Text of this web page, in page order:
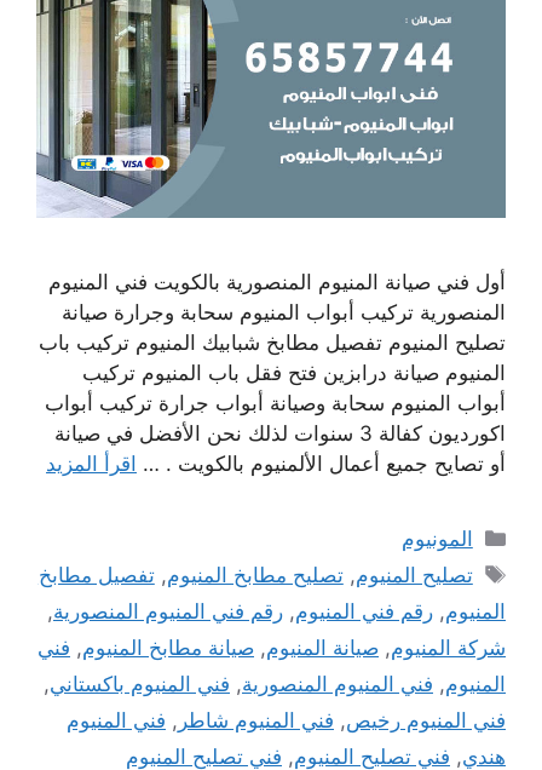
أول فني صيانة المنيوم المنصورية بالكويت فني المنيوم
المنصورية تركيب أبواب المنيوم سحابة وجرارة صيانة
تصليح المنيوم تفصيل مطابخ شبابيك المنيوم تركيب باب
المنيوم صيانة درابزين فتح فقل باب المنيوم تركيب
أبواب المنيوم سحابة وصيانة أبواب جرارة تركيب أبواب
اكورديون كفالة 3 سنوات لذلك نحن الأفضل في صيانة
أو تصايح جميع أعمال الألمنيوم بالكويت . … اقرأ المزيد
التصنيفات
المونيوم
الوسوم
تصليح المنيوم,تصليح مطابخ المنيوم,تفصيل مطابخ
المنيوم, رقم فني المنيوم, رقم فني المنيوم المنصورية,
شركة المنيوم, صيانة المنيوم, صيانة مطابخ المنيوم, فني
المنيوم, فني المنيوم المنصورية, فني المنيوم باكستاني,
فني المنيوم رخيص, فني المنيوم شاطر , فني المنيوم
هندي, فني تصليح المنيوم, فني تصليح المنيوم